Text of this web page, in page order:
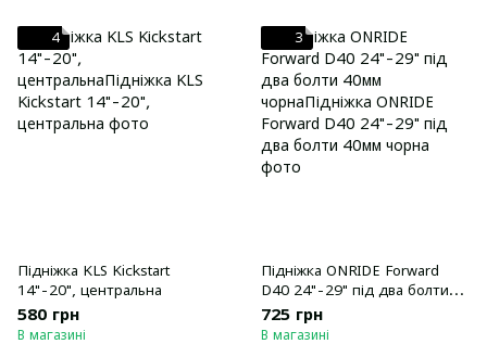
4
Підніжка KLS Kickstart
14"-20", центральна
580 грн
В магазині
3
Підніжка ONRIDE Forward
D40 24"-29" під два болти
40мм чорна
725 грн
В магазині